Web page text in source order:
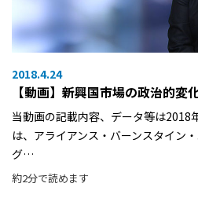
2018.4.24
【動画】新興国市場の政治的変
当動画の記載内容、データ等は2018
は、アライアンス・バーンスタイン
グ…
約2分で読めます